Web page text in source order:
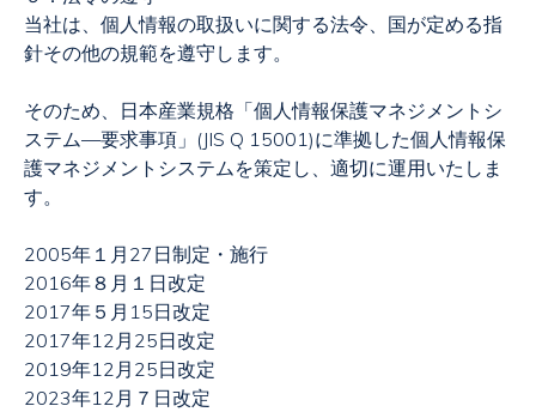
当社は、個人情報の取扱いに関する法令、国が定める指
針その他の規範を遵守します。
そのため、日本産業規格「個人情報保護マネジメントシ
ステム—要求事項」 (JIS Q 15001)に準拠した個人情報保
護マネジメントシステムを策定し、適切に運用いたしま
す。
2005年１月 27 日制定・施行
2016年８月１日改定
2017年５月 15日改定
2017年12月 25日改定
2019年12月 25日改定
2023年12月７日改定